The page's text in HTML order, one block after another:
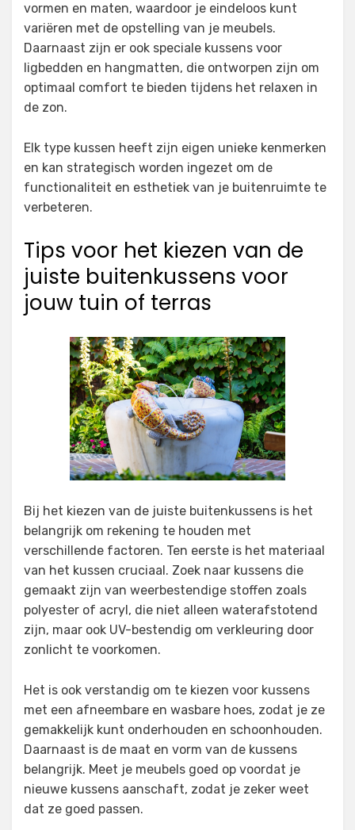
vormen en maten, waardoor je eindeloos kunt
variëren met de opstelling van je meubels.
Daarnaast zijn er ook speciale kussens voor
ligbedden en hangmatten, die ontworpen zijn om
optimaal comfort te bieden tijdens het relaxen in
de zon.
Elk type kussen heeft zijn eigen unieke kenmerken
en kan strategisch worden ingezet om de
functionaliteit en esthetiek van je buitenruimte te
verbeteren.
Tips voor het kiezen van de
juiste buitenkussens voor
jouw tuin of terras
Bij het kiezen van de juiste buitenkussens is het
belangrijk om rekening te houden met
verschillende factoren. Ten eerste is het materiaal
van het kussen cruciaal. Zoek naar kussens die
gemaakt zijn van weerbestendige stoffen zoals
polyester of acryl, die niet alleen waterafstotend
zijn, maar ook UV-bestendig om verkleuring door
zonlicht te voorkomen.
Het is ook verstandig om te kiezen voor kussens
met een afneembare en wasbare hoes, zodat je ze
gemakkelijk kunt onderhouden en schoonhouden.
Daarnaast is de maat en vorm van de kussens
belangrijk. Meet je meubels goed op voordat je
nieuwe kussens aanschaft, zodat je zeker weet
dat ze goed passen.